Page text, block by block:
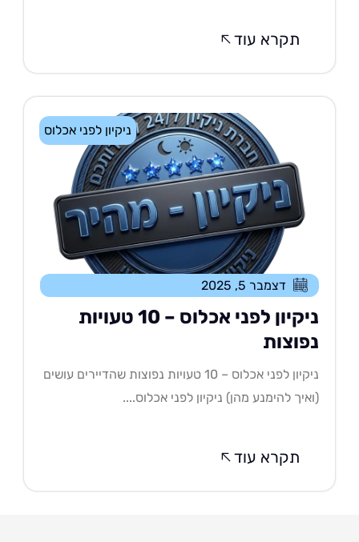
תקרא עוד
ניקיון לפני אכלוס
דצמבר 5, 2025
ניקיון לפני אכלוס – 10 טעויות
ניקיון לפני אכלוס – 10 טעויות נפוצות שהדיירים עושים
להימנע מהן) ניקיון לפני אכלוס....
תקרא עוד